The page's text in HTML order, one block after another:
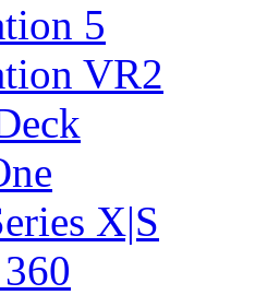
5
VR2
X|S